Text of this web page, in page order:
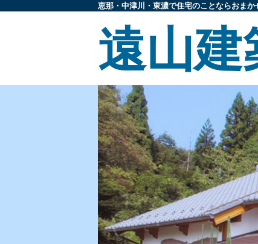
恵那・中津川・東濃で住宅のことならおまか
遠山建